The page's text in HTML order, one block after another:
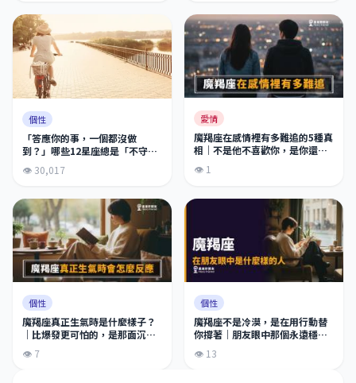
個性
「答應你的事，一個都沒做
到？」哪些12星座總是「不守信
👁 30,017
愛情
魔羯座在感情裡有多難追的5種真
相｜不是他不喜歡你，是你還沒
過關
👁 1
個性
魔羯座真正生氣時是什麼樣子？
｜比爆發更可怕的，是那面沉默
👁 7
個性
魔羯座不是冷漠，是在用行動替
你撐著｜朋友眼中那個永遠穩在
👁 13